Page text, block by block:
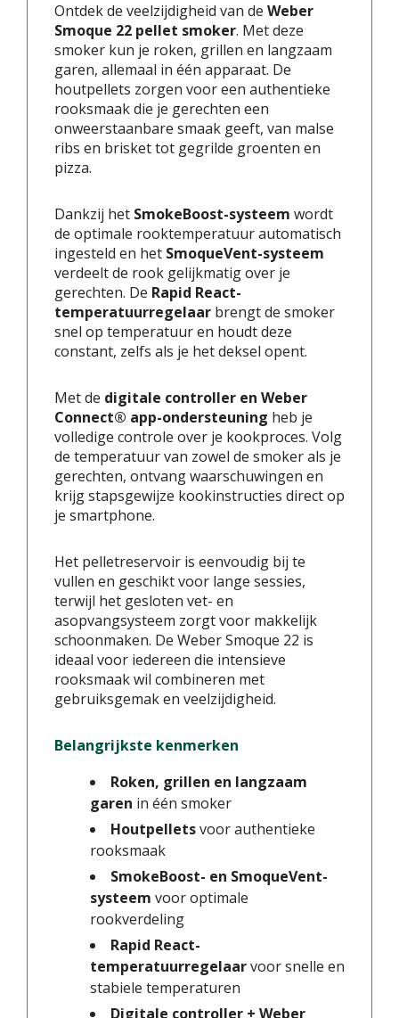
Ontdek de veelzijdigheid van de Weber
Smoque 22 pellet smoker. Met deze
smoker kun je roken, grillen en langzaam
garen, allemaal in één apparaat. De
houtpellets zorgen voor een authentieke
rooksmaak die je gerechten een
onweerstaanbare smaak geeft, van malse
ribs en brisket tot gegrilde groenten en
pizza.
Dankzij het SmokeBoost-systeem wordt
de optimale rooktemperatuur automatisch
ingesteld en het SmoqueVent-systeem
verdeelt de rook gelijkmatig over je
gerechten. De Rapid React-
temperatuurregelaar brengt de smoker
snel op temperatuur en houdt deze
constant, zelfs als je het deksel opent.
Met de digitale controller en Weber
Connect® app-ondersteuning heb je
volledige controle over je kookproces. Volg
de temperatuur van zowel de smoker als je
gerechten, ontvang waarschuwingen en
krijg stapsgewijze kookinstructies direct op
je smartphone.
Het pelletreservoir is eenvoudig bij te
vullen en geschikt voor lange sessies,
terwijl het gesloten vet- en
asopvangsysteem zorgt voor makkelijk
schoonmaken. De Weber Smoque 22 is
ideaal voor iedereen die intensieve
rooksmaak wil combineren met
gebruiksgemak en veelzijdigheid.
Belangrijkste kenmerken
Roken, grillen en langzaam
garen in één smoker
Houtpelletsvoor authentieke
rooksmaak
SmokeBoost- en SmoqueVent-
systeem voor optimale
rookverdeling
Rapid React-
temperatuurregelaarvoor snelle en
stabiele temperaturen
Digitale controller + Weber